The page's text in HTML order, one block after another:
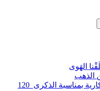
الهَوى
الذهب
منظمة كتاب العالم: ميدالية تذكارية بمناسبة الذكرى 120